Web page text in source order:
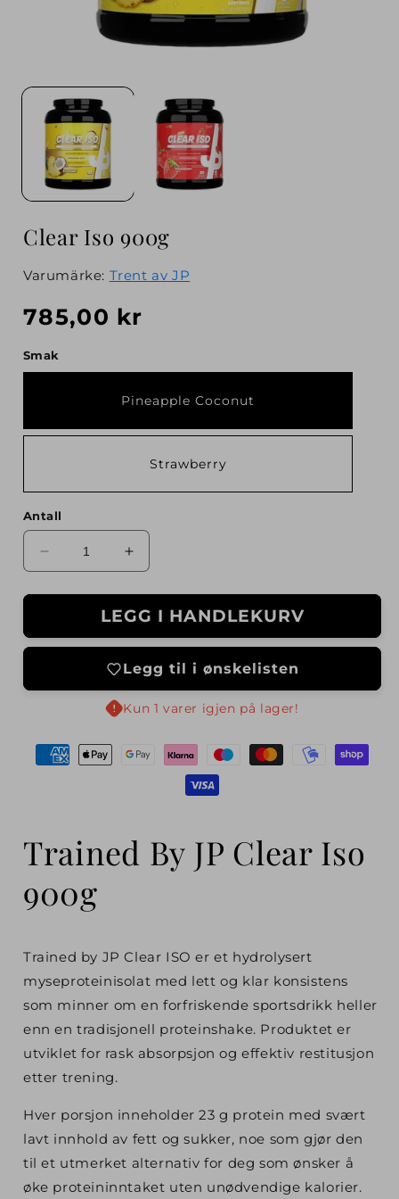
Åpne
medie
modal
Clear Iso 900g
Varumärke: Trent av JP
Vanlig
785,00 kr
Smak
Pineapple Coconut
Strawberry
Antall
antallet
for
Iso
900g
Øk
antallet
for
Clear
Iso
900g
LEGG I HANDLEKURV
Legg til i ønskelisten
Kun 1 varer igjen på lager!
Trained By JP Clear Iso
900g
Trained by JP Clear ISO er et hydrolysert
myseproteinisolat med lett og klar konsistens
som minner om en forfriskende sportsdrikk heller
enn en tradisjonell proteinshake. Produktet er
utviklet for rask absorpsjon og effektiv restitusjon
etter trening.
Hver porsjon inneholder 23 g protein med svært
lavt innhold av fett og sukker, noe som gjør den
til et utmerket alternativ for deg som ønsker å
øke proteininntaket uten unødvendige kalorier.